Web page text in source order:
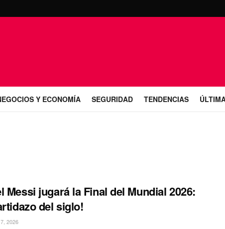
Y ECONOMÍA SEGURIDAD TENDENCIAS
Messi jugará la Final del Mundial 2026:
del siglo!
2026